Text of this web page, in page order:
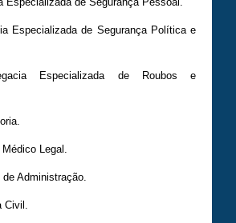
Especializada de Segurança Política e
Especializada de Roubos e
Legal.
Administração.
Civil.